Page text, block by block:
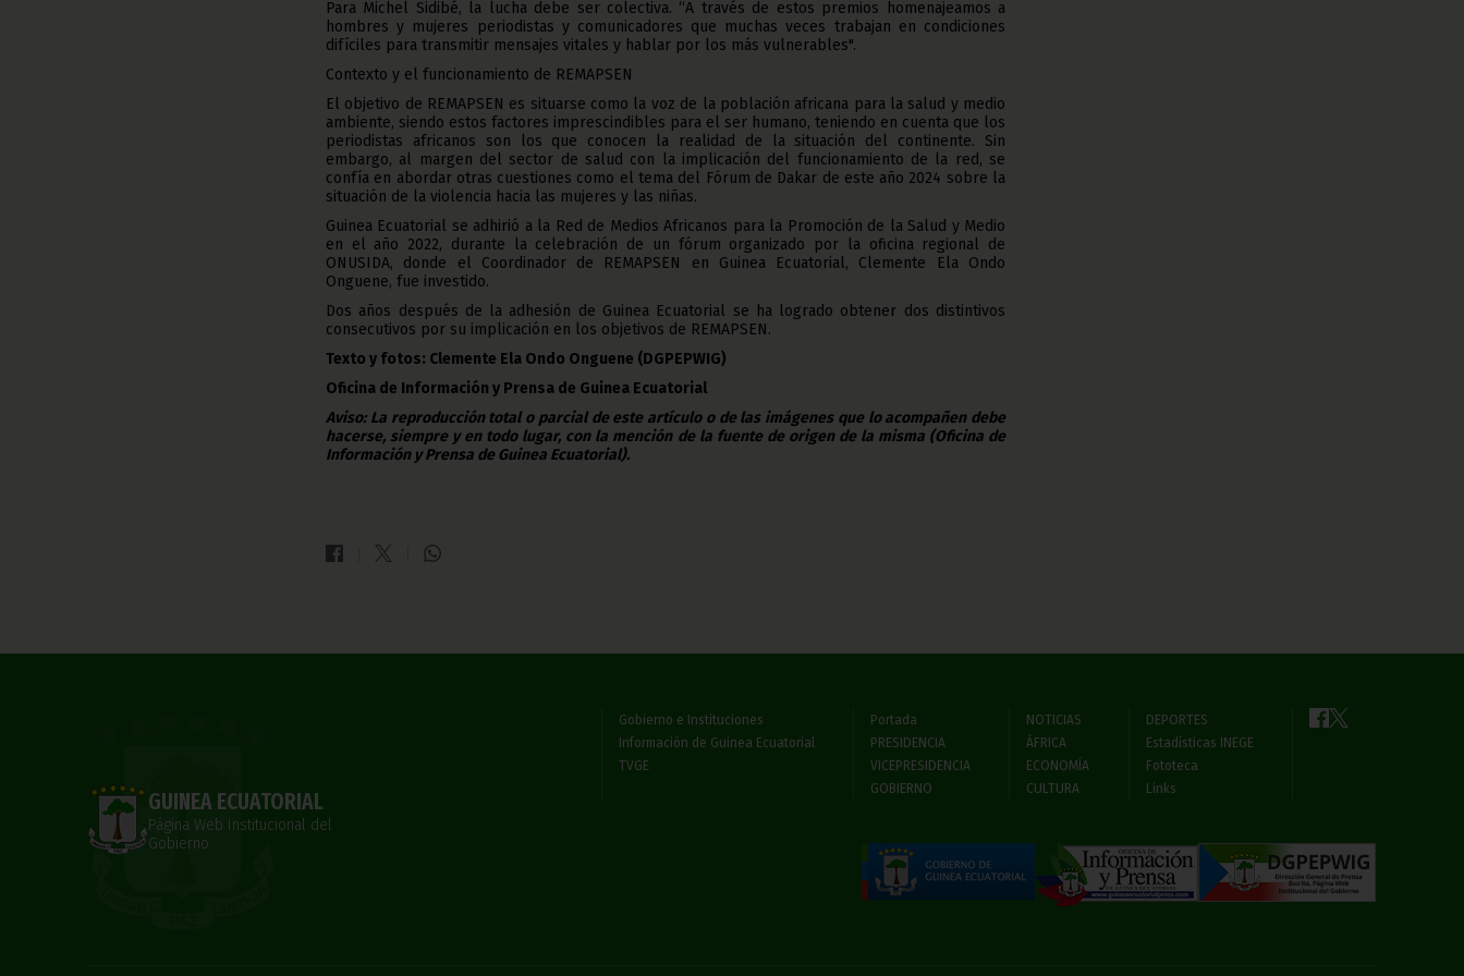
Para Michel Sidibé, la lucha debe ser colectiva. “A través de estos premios homenajeamos a
hombres y mujeres periodistas y comunicadores que muchas veces trabajan en condiciones
difíciles para transmitir mensajes vitales y hablar por los más vulnerables".
Contexto y el funcionamiento de REMAPSEN
El objetivo de REMAPSEN es situarse como la voz de la población africana para la salud y medio
ambiente, siendo estos factores imprescindibles para el ser humano, teniendo en cuenta que los
periodistas africanos son los que conocen la realidad de la situación del continente. Sin
embargo, al margen del sector de salud con la implicación del funcionamiento de la red, se
confía en abordar otras cuestiones como el tema del Fórum de Dakar de este año 2024 sobre la
situación de la violencia hacia las mujeres y las niñas.
Guinea Ecuatorial se adhirió a la Red de Medios Africanos para la Promoción de la Salud y Medio
en el año 2022, durante la celebración de un fórum organizado por la oficina regional de
ONUSIDA, donde el Coordinador de REMAPSEN en Guinea Ecuatorial, Clemente Ela Ondo
Onguene, fue investido.
Dos años después de la adhesión de Guinea Ecuatorial se ha logrado obtener dos distintivos
consecutivos por su implicación en los objetivos de REMAPSEN.
Texto y fotos: Clemente Ela Ondo Onguene (DGPEPWIG)
Oficina de Información y Prensa de Guinea Ecuatorial
Aviso: La reproducción total o parcial de este artículo o de las imágenes que lo acompañen debe
hacerse, siempre y en todo lugar, con la mención de la fuente de origen de la misma (Oficina de
Información y Prensa de Guinea Ecuatorial).
GUINEA ECUATORIAL
Página Web Institucional del
Gobierno
Gobierno e Instituciones
Información de Guinea Ecuatorial
TVGE
Portada
PRESIDENCIA
VICEPRESIDENCIA
GOBIERNO
NOTICIAS
ÁFRICA
ECONOMÍA
CULTURA
DEPORTES
Estadísticas INEGE
Fototeca
Links